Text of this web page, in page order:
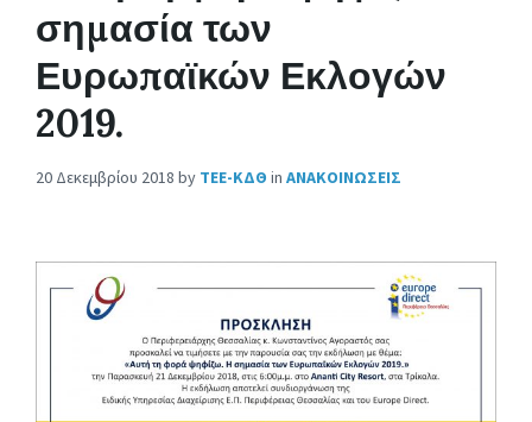
σημασία των
Ευρωπαϊκών Εκλογών
2019.
20 Δεκεμβρίου 2018 by ΤΕΕ-ΚΔΘ in ΑΝΑΚΟΙΝΩΣΕΙΣ